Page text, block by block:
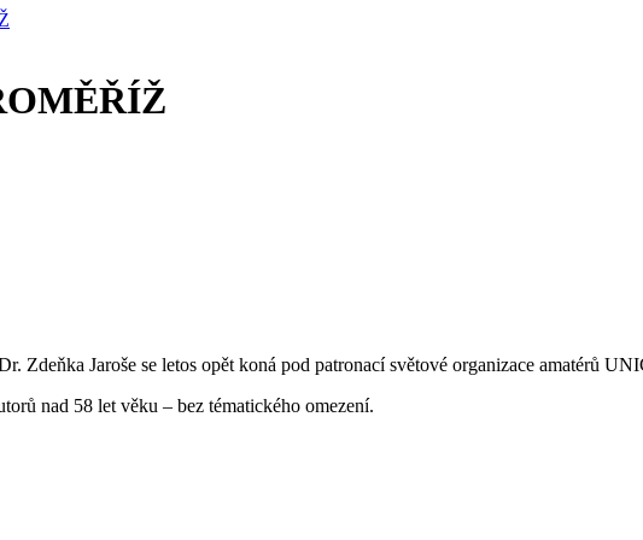
Jaroše se letos opět koná pod patronací světové organizace amatérů
nad 58 let věku – bez tématického omezení.